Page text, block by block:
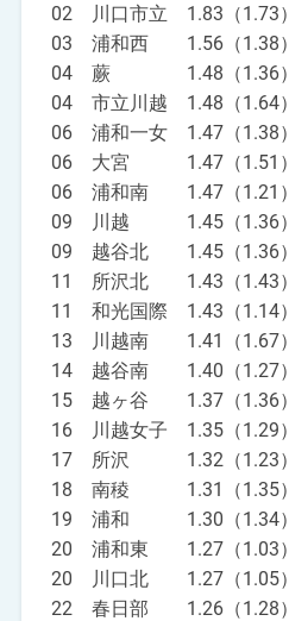
02 川口市立 1.83（1.73）
03 浦和西 1.56（1.38）
04 蕨 1.48（1.36）
04 市立川越 1.48（1.64）
06 浦和一女 1.47（1.38）
06 大宮 1.47（1.51）
06 浦和南 1.47（1.21）
09 川越 1.45（1.36）
09 越谷北 1.45（1.36）
11 所沢北 1.43（1.43）
11 和光国際 1.43（1.14）
13 川越南 1.41（1.67）
14 越谷南 1.40（1.27）
15 越ヶ谷 1.37（1.36）
16 川越女子 1.35（1.29）
17 所沢 1.32（1.23）
18 南稜 1.31（1.35）
19 浦和 1.30（1.34）
20 浦和東 1.27（1.03）
20 川口北 1.27（1.05）
22 春日部 1.26（1.28）